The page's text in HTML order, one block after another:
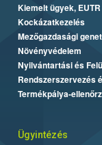
Kiemelt ügyek, EUTR
Kockázatkezelés
Mezőgazdasági
Növényvédelem
Nyilvántartási és
Rendszerszervezés
Termékpálya-
Ügyintézés